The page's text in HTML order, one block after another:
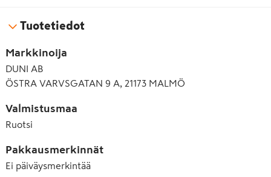
Tuotetiedot
Markkinoija
DUNI AB
ÖSTRA VARVSGATAN 9 A, 21173 MALMÖ
Valmistusmaa
Ruotsi
Pakkausmerkinnät
Ei päiväysmerkintää